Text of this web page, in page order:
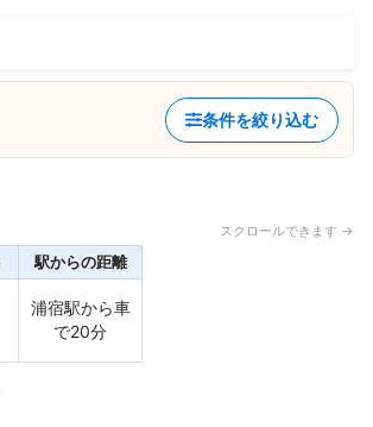
条件を絞り込む
スクロールできます →
駅からの距離
浦宿駅から車
で20分